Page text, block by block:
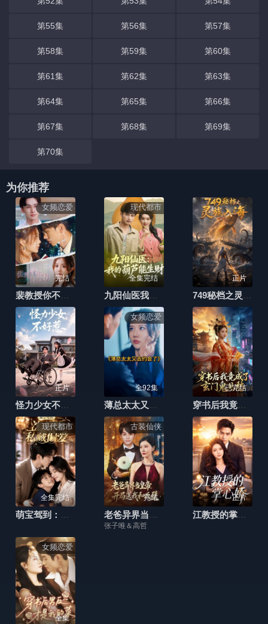
第55集 第56集 第57集
第58集 第59集 第60集
第61集 第62集 第63集
第64集 第65集 第66集
第67集 第68集 第69集
第70集
为你推荐
女频恋爱
完结
裴教授你不对劲
现代都市
全集完结
九阳仙医我的葫芦能生财
正片
749秘档之灵族入海
正片
怪力少女不好惹
女频恋爱
全92集
薄总太太又去约会了
已完结
穿书后我竟成了玄门鬼见愁
现代都市
全集完结
萌宝驾到：沈总的私藏偏爱
古装仙侠
完结
老爸异界当皇帝，开局送我和氏璧
张子唯＆高哲
正片
江教授的掌心娇
女频恋爱
全集